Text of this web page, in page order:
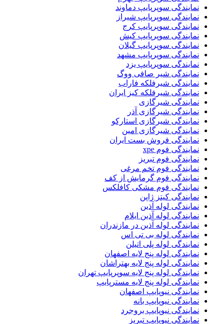
نمایندگی سوپرپایپ دماوند
نمایندگی سوپرپایپ شیراز
نمایندگی سوپرپایپ کرج
نمایندگی سوپرپایپ کیش
نمایندگی سوپرپایپ گیلان
نمایندگی سوپرپایپ مشهد
نمایندگی سوپرپایپ یزد
نمایندگی شیر صافی ووگ
نمایندگی شیرفلکه فاراب
نمایندگی شیرفلکه کیز ایران
نمایندگی شیرگازی
نمایندگی شیرگازی آذر
نمایندگی شیرگازی استارکو
نمایندگی شیرگازی امین
نمایندگی فروش بست ایران
نمایندگی فوم xpe
نمایندگی فوم تبریز
نمایندگی فوم تخم مرغی
نمایندگی فوم گرمایش از کف
نمایندگی فوم مشکی کافلکس
نمایندگی کیتز ژاپن
نمایندگی لوله آذین
نمایندگی لوله آذین ایلام
نمایندگی لوله آذین در مازندران
نمایندگی لوله بی تی اس
نمایندگی لوله پلی اتیلن
نمایندگی لوله پنج لایه اصفهان
نمایندگی لوله پنج لایه بهتراشان
نمایندگی لوله پنج لایه سوپرپایپ تهران
نمایندگی لوله پنج لایه مسترپایپ
نمایندگی نیوپایپ اصفهان
نمایندگی نیوپایپ بانه
نمایندگی نیوپایپ بروجرد
نمایندگی نیوپایپ تبریز